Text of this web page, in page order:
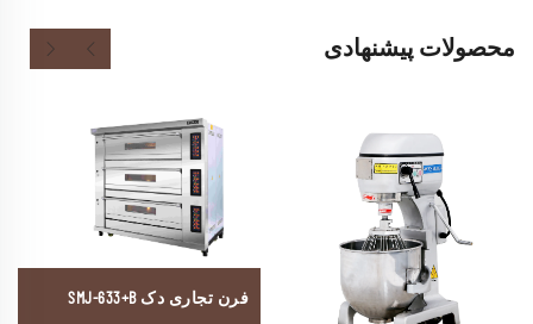
محصولات پیشنهادی
فرن تجاری دک SMJ-633+B